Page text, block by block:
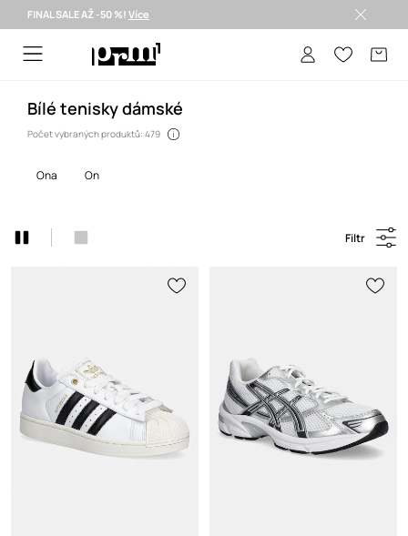
FINAL SALE AŽ -50 %! Více
Bílé tenisky dámské
Počet vybraných produktů: 479
ona on
Filtr